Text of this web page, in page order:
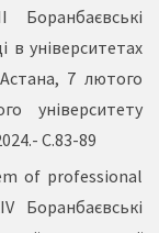
в університетах
7 лютого
університету
C.83-89
of professional